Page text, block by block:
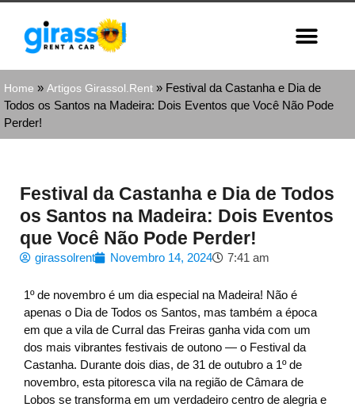
Home » Artigos Girassol.Rent » Festival da Castanha e Dia de
Todos os Santos na Madeira: Dois Eventos que Você Não Pode
Perder!
Festival da Castanha e Dia de Todos
os Santos na Madeira: Dois Eventos
que Você Não Pode Perder!
girassolrent Novembro 14, 2024 7:41 am
1º de novembro é um dia especial na Madeira! Não é
apenas o Dia de Todos os Santos, mas também a época
em que a vila de Curral das Freiras ganha vida com um
dos mais vibrantes festivais de outono — o Festival da
Castanha. Durante dois dias, de 31 de outubro a 1º de
novembro, esta pitoresca vila na região de Câmara de
Lobos se transforma em um verdadeiro centro de alegria e